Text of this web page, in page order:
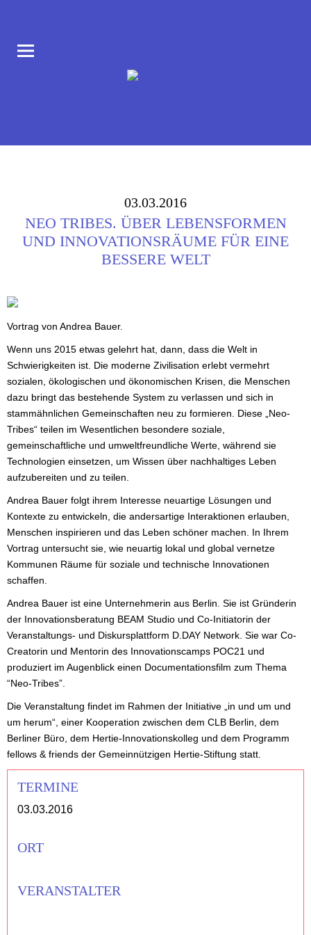
COLLABORATORIUM IM AUFBAU HAUS AM MORITZPLATZ
03.03.2016
NEO TRIBES. ÜBER LEBENSFORMEN
UND INNOVATIONSRÄUME FÜR EINE
BESSERE WELT
Vortrag von Andrea Bauer.
Wenn uns 2015 etwas gelehrt hat, dann, dass die Welt in
Schwierigkeiten ist. Die moderne Zivilisation erlebt vermehrt
sozialen, ökologischen und ökonomischen Krisen, die Menschen
dazu bringt das bestehende System zu verlassen und sich in
stammähnlichen Gemeinschaften neu zu formieren. Diese „Neo­
Tribes“ teilen im Wesentlichen besondere soziale,
gemeinschaftliche und umweltfreundliche Werte, während sie
Technologien einsetzen, um Wissen über nachhaltiges Leben
aufzubereiten und zu teilen.
Andrea Bauer folgt ihrem Interesse neuartige Lösungen und
Kontexte zu entwickeln, die andersartige Interaktionen erlauben,
Menschen inspirieren und das Leben schöner machen. In Ihrem
Vortrag untersucht sie, wie neuartig lokal und global vernetze
Kommunen Räume für soziale und technische Innovationen
schaffen.
Andrea Bauer ist eine Unternehmerin aus Berlin. Sie ist Gründerin
der Innovationsberatung BEAM Studio und Co-Initiatorin der
Veranstaltungs- und Diskursplattform D.DAY Network. Sie war Co-
Creatorin und Mentorin des Innovationscamps POC21 und
produziert im Augenblick einen Documentationsfilm zum Thema
“Neo-Tribes”.
Die Veranstaltung findet im Rahmen der Initiative „in und um und
um herum“, einer Kooperation zwischen dem CLB Berlin, dem
Berliner Büro, dem Hertie-Innovationskolleg und dem Programm
fellows & friends der Gemeinnützigen Hertie-Stiftung statt.
TERMINE
03.03.2016
ORT
VERANSTALTER